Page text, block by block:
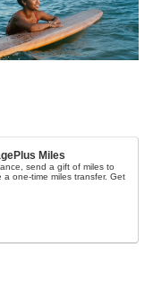
Miles
send a gift of miles to
a one-time miles transfer. Get